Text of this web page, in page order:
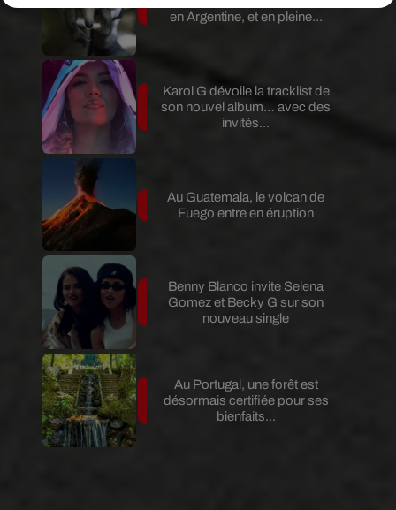
en Argentine, et en pleine...
Karol G dévoile la tracklist de
son nouvel album… avec des
invités...
Au Guatemala, le volcan de
Fuego entre en éruption
Benny Blanco invite Selena
Gomez et Becky G sur son
nouveau single
Au Portugal, une forêt est
désormais certifiée pour ses
bienfaits...